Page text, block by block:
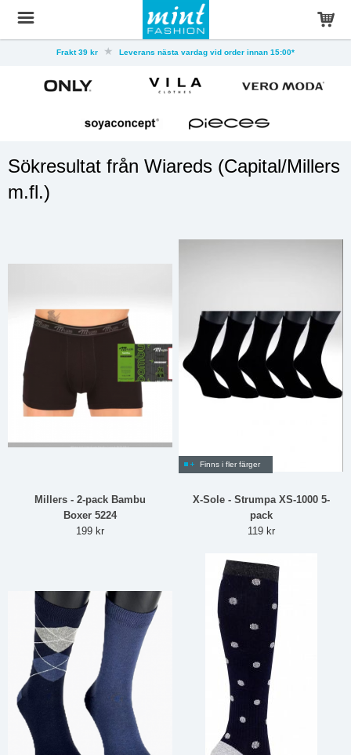
Frakt 39 kr Leverans nästa vardag vid order innan 15:00*
Sökresultat från Wiareds (Capital/Millers
m.fl.)
Millers - 2-pack Bambu
Boxer 5224
199 kr
Finns i fler färger
X-Sole - Strumpa XS-1000 5-
pack
119 kr